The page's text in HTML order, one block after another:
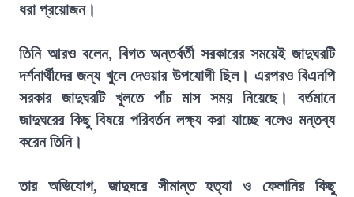
ধরা প্রয়োজন।
তিনি আরও বলেন, বিগত অন্তর্বর্তী সরকারের সময়েই জাদুঘরটি
দর্শনার্থীদের জন্য খুলে দেওয়ার উপযোগী ছিল। এরপরও বিএনপি
সরকার জাদুঘরটি খুলতে পাঁচ মাস সময় নিয়েছে। বর্তমানে
জাদুঘরের কিছু বিষয়ে পরিবর্তন লক্ষ্য করা যাচ্ছে বলেও মন্তব্য
করেন তিনি।
তার অভিযোগ, জাদুঘরে সীমান্ত হত্যা ও ফেলানির কিছু